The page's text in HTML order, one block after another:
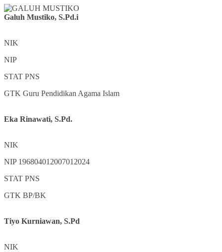
Galuh Mustiko, S.Pd.i
NIK
NIP
STAT PNS
GTK Guru Pendidikan Agama Islam
Eka Rinawati, S.Pd.
NIK
NIP 196804012007012024
STAT PNS
GTK BP/BK
Tiyo Kurniawan, S.Pd
NIK